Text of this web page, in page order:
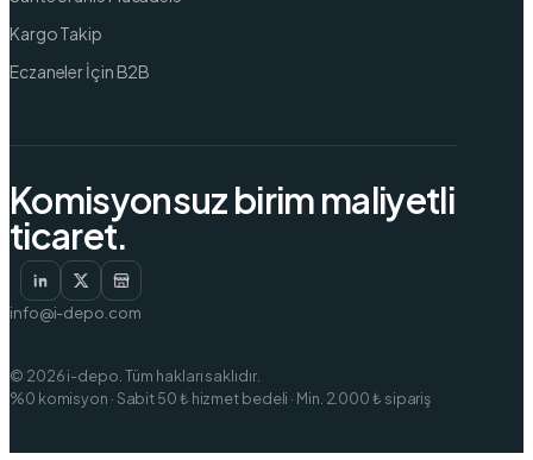
Kargo Takip
Eczaneler İçin B2B
Komisyonsuz birim maliyetli
ticaret.
info@i-depo.com
© 2026 i-depo. Tüm hakları saklıdır.
%0 komisyon · Sabit 50 ₺ hizmet bedeli · Min. 2.000 ₺ sipariş